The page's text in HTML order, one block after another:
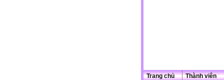
Trang chủ Thành viên